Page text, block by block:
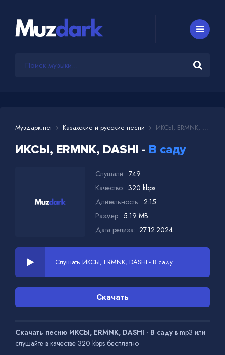
Муздарк.нет Казахские и русские песни ИКСЫ, ERMNK, DASHI - В саду
ИКСЫ, ERMNK, DASHI - В саду
Слушали: 749
Качество: 320 kbps
Длительность: 2:15
Размер: 5.19 MB
Дата релиза: 27.12.2024
Слушать ИКСЫ, ERMNK, DASHI - В саду
Скачать
Скачать песню ИКСЫ, ERMNK, DASHI - В саду в mp3 или
слушайте в качестве 320 kbps бесплатно